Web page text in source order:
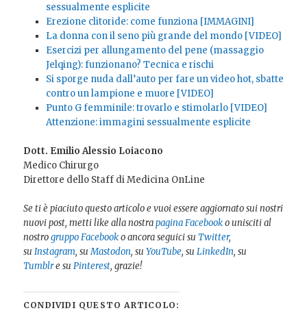
sessualmente esplicite
Erezione clitoride: come funziona [IMMAGINI]
La donna con il seno più grande del mondo [VIDEO]
Esercizi per allungamento del pene (massaggio
Jelqing): funzionano? Tecnica e rischi
Si sporge nuda dall’auto per fare un video hot, sbatte
contro un lampione e muore [VIDEO]
Punto G femminile: trovarlo e stimolarlo [VIDEO]
Attenzione: immagini sessualmente esplicite
Dott. Emilio Alessio Loiacono
Medico Chirurgo
Direttore dello Staff di Medicina OnLine
Se ti è piaciuto questo articolo e vuoi essere aggiornato sui nostri
nuovi post, metti like alla nostrapagina Facebooko unisciti al
nostrogruppo Facebooko ancora seguici suTwitter,
suInstagram, suMastodon, suYouTube, suLinkedIn, su
Tumblre suPinterest, grazie!
CONDIVIDI QUESTO ARTICOLO: